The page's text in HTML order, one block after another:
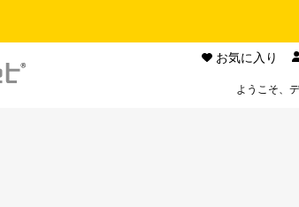
お気に入り
ようこそ、